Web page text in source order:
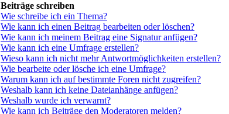
Beiträge schreiben
Wie schreibe ich ein Thema?
Wie kann ich einen Beitrag bearbeiten oder löschen?
Wie kann ich meinem Beitrag eine Signatur anfügen?
Wie kann ich eine Umfrage erstellen?
Wieso kann ich nicht mehr Antwortmöglichkeiten erstellen?
Wie bearbeite oder lösche ich eine Umfrage?
Warum kann ich auf bestimmte Foren nicht zugreifen?
Weshalb kann ich keine Dateianhänge anfügen?
Weshalb wurde ich verwarnt?
Wie kann ich Beiträge den Moderatoren melden?